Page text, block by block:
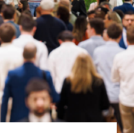
ベント、ブランドのエクス
、特別なコンテンツ情報を
。更に『AdvancedTime』
もあり、送付手数料のみを
『AdvancedTime』をお楽し